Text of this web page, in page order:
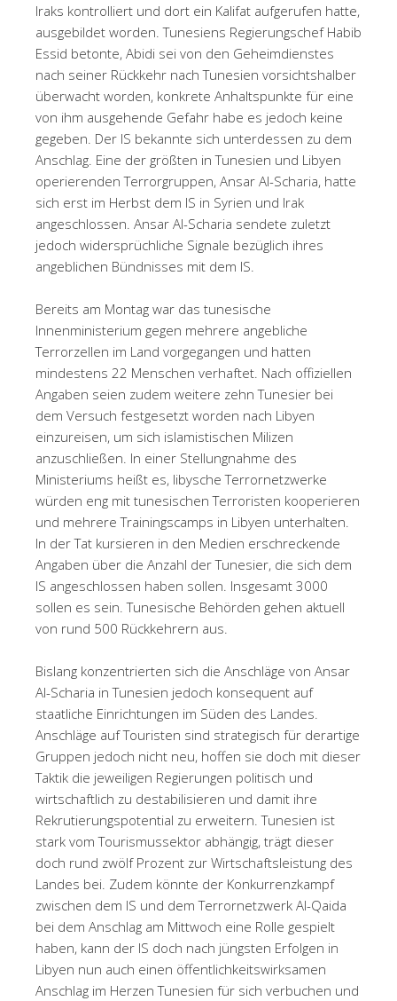
Iraks kontrolliert und dort ein Kalifat aufgerufen hatte,
ausgebildet worden. Tunesiens Regierungschef Habib
Essid betonte, Abidi sei von den Geheimdienstes
nach seiner Rückkehr nach Tunesien vorsichtshalber
überwacht worden, konkrete Anhaltspunkte für eine
von ihm ausgehende Gefahr habe es jedoch keine
gegeben. Der IS bekannte sich unterdessen zu dem
Anschlag. Eine der größten in Tunesien und Libyen
operierenden Terrorgruppen, Ansar Al-Scharia, hatte
sich erst im Herbst dem IS in Syrien und Irak
angeschlossen. Ansar Al-Scharia sendete zuletzt
jedoch widersprüchliche Signale bezüglich ihres
angeblichen Bündnisses mit dem IS.
Bereits am Montag war das tunesische
Innenministerium gegen mehrere angebliche
Terrorzellen im Land vorgegangen und hatten
mindestens 22 Menschen verhaftet. Nach offiziellen
Angaben seien zudem weitere zehn Tunesier bei
dem Versuch festgesetzt worden nach Libyen
einzureisen, um sich islamistischen Milizen
anzuschließen. In einer Stellungnahme des
Ministeriums heißt es, libysche Terrornetzwerke
würden eng mit tunesischen Terroristen kooperieren
und mehrere Trainingscamps in Libyen unterhalten.
In der Tat kursieren in den Medien erschreckende
Angaben über die Anzahl der Tunesier, die sich dem
IS angeschlossen haben sollen. Insgesamt 3000
sollen es sein. Tunesische Behörden gehen aktuell
von rund 500 Rückkehrern aus.
Bislang konzentrierten sich die Anschläge von Ansar
Al-Scharia in Tunesien jedoch konsequent auf
staatliche Einrichtungen im Süden des Landes.
Anschläge auf Touristen sind strategisch für derartige
Gruppen jedoch nicht neu, hoffen sie doch mit dieser
Taktik die jeweiligen Regierungen politisch und
wirtschaftlich zu destabilisieren und damit ihre
Rekrutierungspotential zu erweitern. Tunesien ist
stark vom Tourismussektor abhängig, trägt dieser
doch rund zwölf Prozent zur Wirtschaftsleistung des
Landes bei. Zudem könnte der Konkurrenzkampf
zwischen dem IS und dem Terrornetzwerk Al-Qaida
bei dem Anschlag am Mittwoch eine Rolle gespielt
haben, kann der IS doch nach jüngsten Erfolgen in
Libyen nun auch einen öffentlichkeitswirksamen
Anschlag im Herzen Tunesien für sich verbuchen und